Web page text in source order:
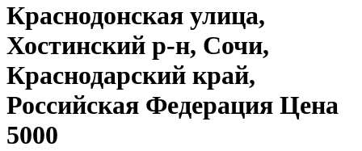
Краснодонская улица,
Хостинский р-н, Сочи,
Краснодарский край,
Российская Федерация Цена
5000